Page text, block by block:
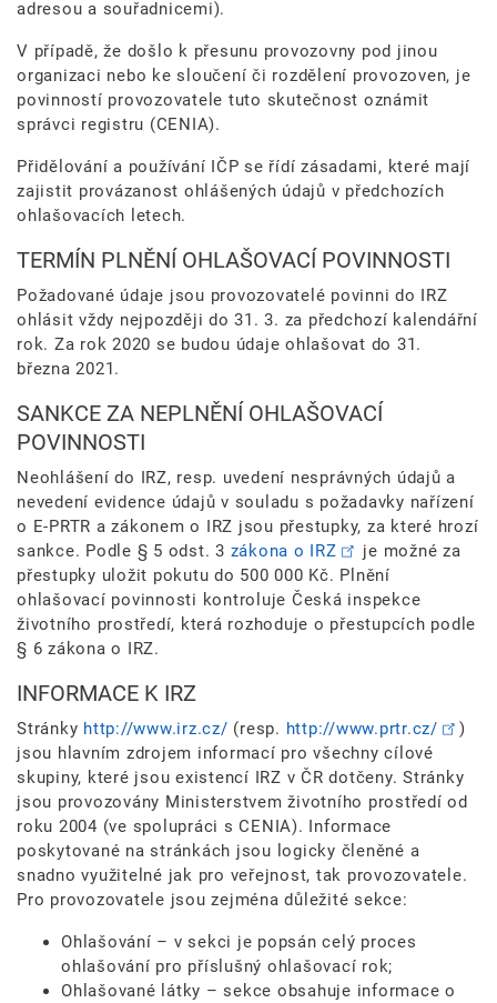
adresou a souřadnicemi).
V případě, že došlo k přesunu provozovny pod jinou
organizaci nebo ke sloučení či rozdělení provozoven, je
povinností provozovatele tuto skutečnost oznámit
správci registru (CENIA).
Přidělování a používání IČP se řídí zásadami, které mají
zajistit provázanost ohlášených údajů v předchozích
ohlašovacích letech.
TERMÍN PLNĚNÍ OHLAŠOVACÍ POVINNOSTI
Požadované údaje jsou provozovatelé povinni do IRZ
ohlásit vždy nejpozději do 31. 3. za předchozí kalendářní
rok. Za rok 2020 se budou údaje ohlašovat do 31.
března 2021.
SANKCE ZA NEPLNĚNÍ OHLAŠOVACÍ
POVINNOSTI
Neohlášení do IRZ, resp. uvedení nesprávných údajů a
nevedení evidence údajů v souladu s požadavky nařízení
o E-PRTR a zákonem o IRZ jsou přestupky, za které hrozí
sankce. Podle § 5 odst. 3 zákona o IRZ
je možné za
přestupky uložit pokutu do 500 000 Kč. Plnění
ohlašovací povinnosti kontroluje Česká inspekce
životního prostředí, která rozhoduje o přestupcích podle
§ 6 zákona o IRZ.
INFORMACE K IRZ
Stránky http://www.irz.cz/ (resp. http://www.prtr.cz/
)
jsou hlavním zdrojem informací pro všechny cílové
skupiny, které jsou existencí IRZ v ČR dotčeny. Stránky
jsou provozovány Ministerstvem životního prostředí od
roku 2004 (ve spolupráci s CENIA). Informace
poskytované na stránkách jsou logicky členěné a
snadno využitelné jak pro veřejnost, tak provozovatele.
Pro provozovatele jsou zejména důležité sekce:
Ohlašování – v sekci je popsán celý proces
ohlašování pro příslušný ohlašovací rok;
Ohlašované látky – sekce obsahuje informace o